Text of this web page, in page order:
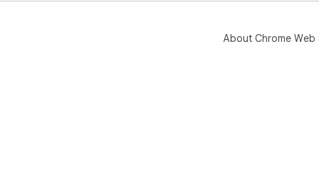
About Chrome Web